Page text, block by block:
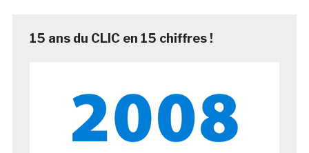
15 ans du CLIC en 15 chiffres !